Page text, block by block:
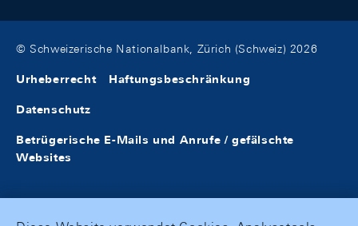
© Schweizerische Nationalbank, Zürich (Schweiz) 2026
Urheberrecht Haftungsbeschränkung
Datenschutz
Betrügerische E-Mails und Anrufe / gefälschte
Websites